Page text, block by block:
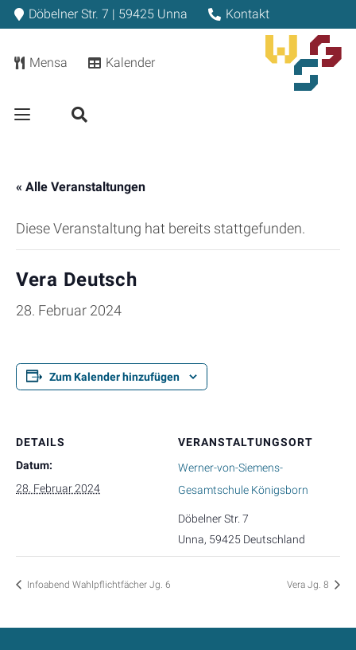
Döbelner Str. 7 | 59425 Unna Kontakt
Mensa Kalender
« Alle Veranstaltungen
Diese Veranstaltung hat bereits stattgefunden.
Vera Deutsch
28. Februar 2024
Zum Kalender hinzufügen
DETAILS
Datum:
28. Februar 2024
VERANSTALTUNGSORT
Werner-von-Siemens-
Gesamtschule Königsborn
Döbelner Str. 7
Unna, 59425 Deutschland
Infoabend Wahlpflichtfächer Jg. 6 Vera Jg. 8